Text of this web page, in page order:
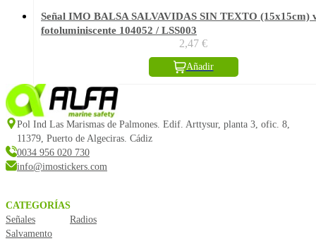
Señal IMO BALSA SALVAVIDAS SIN TEXTO (15x15cm)
fotoluminiscente 104052 / LSS003
2,47 €
Añadir
Pol Ind Las Marismas de Palmones. Edif. Arttysur, planta 3, ofic. 8,
11379, Puerto de Algeciras. Cádiz
0034 956 020 730
info@imostickers.com
CATEGORÍAS
Señales
Salvamento
Radios